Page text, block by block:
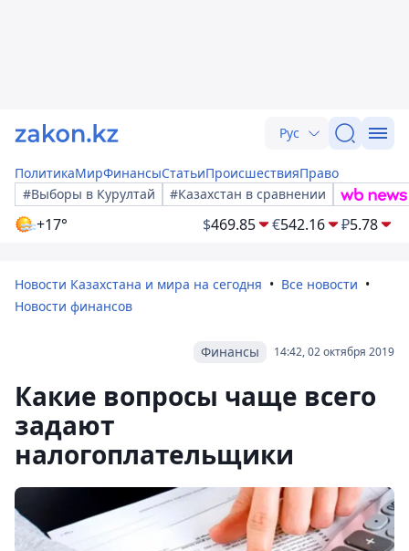
Рус
ПолитикаМирФинансыСтатьиПроисшествияПраво
#Выборы в Курултай
#Казахстан в сравнении
+17° $469.85 €542.16 ₽5.78
Новости Казахстана и мира на сегодня
Все новости
Новости финансов
14:42, 02 октября 2019
Финансы
Какие вопросы чаще всего
задают
налогоплательщики